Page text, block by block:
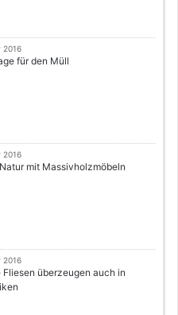
2016
für den Müll
2016
mit Massivholzmöbeln
2016
Fliesen überzeugen auch in